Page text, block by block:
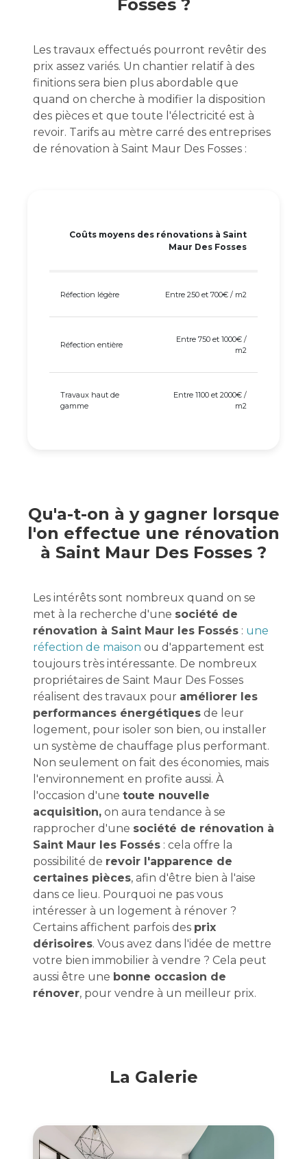
Fosses ?
Les travaux effectués pourront revêtir des
prix assez variés. Un chantier relatif à des
finitions sera bien plus abordable que
quand on cherche à modifier la disposition
des pièces et que toute l'électricité est à
revoir. Tarifs au mètre carré des entreprises
de rénovation à Saint Maur Des Fosses :
Coûts moyens des rénovations à Saint
Maur Des Fosses
Réfection légère Entre 250 et 700€ / m2
Réfection entière
Entre 750 et 1000€ /
m2
Travaux haut de
gamme
Entre 1100 et 2000€ /
m2
Qu'a-t-on à y gagner lorsque
l'on effectue une rénovation
à Saint Maur Des Fosses ?
Les intérêts sont nombreux quand on se
met à la recherche d'une société de
rénovation à Saint Maur les Fossés : une
réfection de maison ou d'appartement est
toujours très intéressante. De nombreux
propriétaires de Saint Maur Des Fosses
réalisent des travaux pour améliorer les
performances énergétiques de leur
logement, pour isoler son bien, ou installer
un système de chauffage plus performant.
Non seulement on fait des économies, mais
l'environnement en profite aussi. À
l'occasion d'une toute nouvelle
acquisition, on aura tendance à se
rapprocher d'une société de rénovation à
Saint Maur les Fossés : cela offre la
possibilité de revoir l'apparence de
certaines pièces, afin d'être bien à l'aise
dans ce lieu. Pourquoi ne pas vous
intéresser à un logement à rénover ?
Certains affichent parfois des prix
dérisoires. Vous avez dans l'idée de mettre
votre bien immobilier à vendre ? Cela peut
aussi être une bonne occasion de
rénover, pour vendre à un meilleur prix.
La Galerie